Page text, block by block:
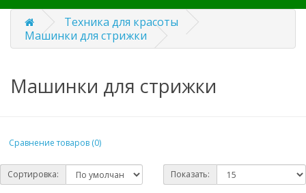
Техника для красоты
Машинки для стрижки
Машинки для стрижки
Сравнение товаров (0)
Сортировка: Показать: